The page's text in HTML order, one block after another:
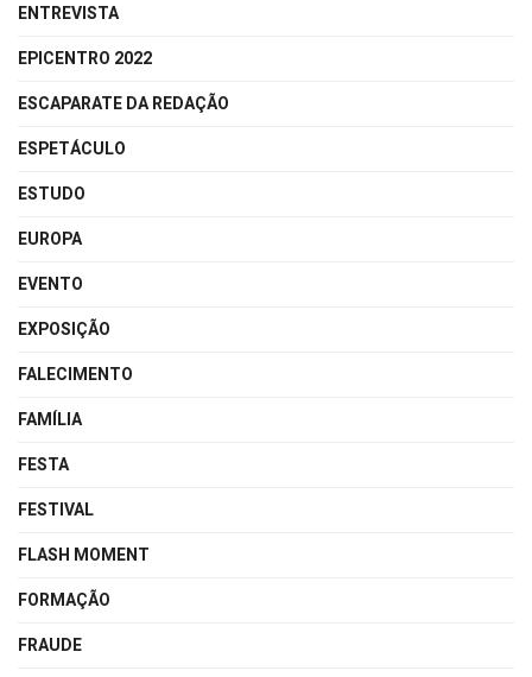
ENTREVISTA
EPICENTRO 2022
ESCAPARATE DA REDAÇÃO
ESPETÁCULO
ESTUDO
EUROPA
EVENTO
EXPOSIÇÃO
FALECIMENTO
FAMÍLIA
FESTA
FESTIVAL
FLASH MOMENT
FORMAÇÃO
FRAUDE